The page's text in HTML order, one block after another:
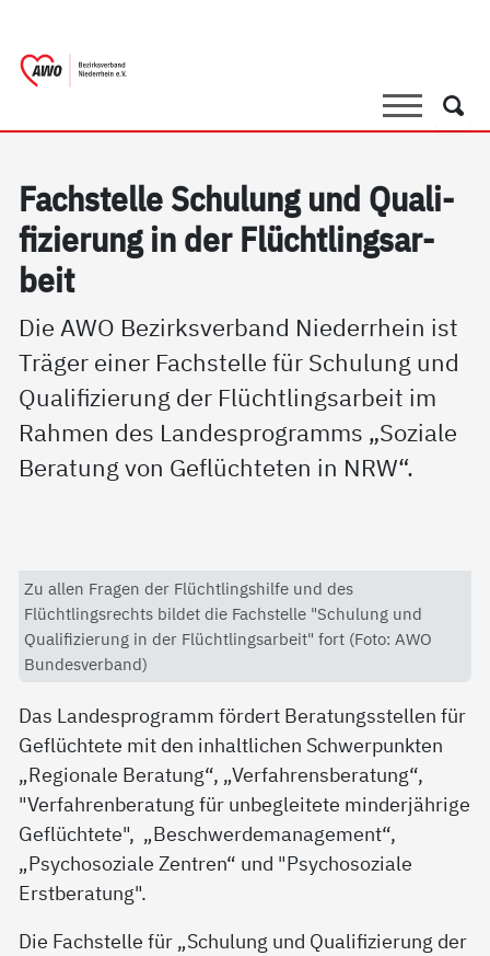
SucheSuche
Fach­s­tel­le Schu­lung und Qua­li­
fi­zie­rung in der Flücht­lings­ar­
beit
Die AWO Bezirksverband Niederrhein ist
Träger einer Fachstelle für Schulung und
Qualifizierung der Flüchtlingsarbeit im
Rahmen des Landesprogramms „Soziale
Beratung von Geflüchteten in NRW“.
Zu allen Fragen der Flüchtlingshilfe und des
Flüchtlingsrechts bildet die Fachstelle "Schulung und
Qualifizierung in der Flüchtlingsarbeit" fort (Foto: AWO
Bundesverband)
Das Landesprogramm fördert Beratungsstellen für
Geflüchtete mit den inhaltlichen Schwerpunkten
„Regionale Beratung“, „Verfahrensberatung“,
"Verfahrenberatung für unbegleitete minderjährige
Geflüchtete", „Beschwerdemanagement“,
„Psychosoziale Zentren“ und "Psychosoziale
Erstberatung".
Die Fachstelle für „Schulung und Qualifizierung der